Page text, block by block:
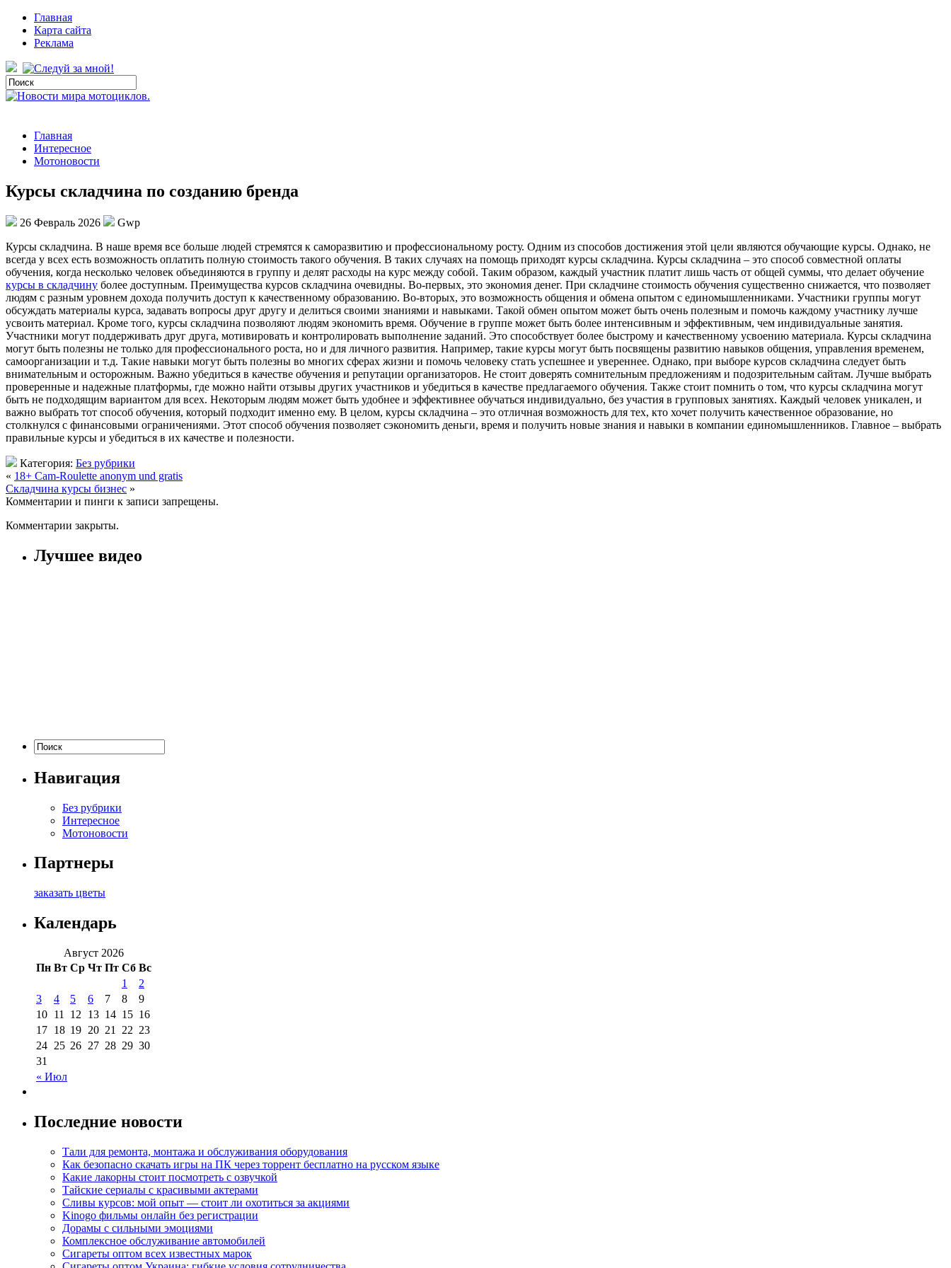
Главная
Карта сайта
Реклама
Главная
Интересное
Мотоновости
Курсы складчина по созданию бренда
26 Февраль 2026
Gwp
Курсы склaдчинa. В нaшe врeмя всe больше людей стремятся к саморазвитию и профессиональному росту. Одним из способов достижения этой цели являются обучающие курсы. Однако, не
всегда у всех есть возможность оплатить полную стоимость такого обучения. В таких случаях на помощь приходят курсы складчина. Курсы складчина – это способ совместной оплаты
обучения, когда несколько человек объединяются в группу и делят расходы на курс между собой. Таким образом, каждый участник платит лишь часть от общей суммы, что делает обучение
курсы в складчину более доступным. Преимущества курсов складчина очевидны. Во-первых, это экономия денег. При складчине стоимость обучения существенно снижается, что позволяет
людям с разным уровнем дохода получить доступ к качественному образованию. Во-вторых, это возможность общения и обмена опытом с единомышленниками. Участники группы могут
обсуждать материалы курса, задавать вопросы друг другу и делиться своими знаниями и навыками. Такой обмен опытом может быть очень полезным и помочь каждому участнику лучше
усвоить материал. Кроме того, курсы складчина позволяют людям экономить время. Обучение в группе может быть более интенсивным и эффективным, чем индивидуальные занятия.
Участники могут поддерживать друг друга, мотивировать и контролировать выполнение заданий. Это способствует более быстрому и качественному усвоению материала. Курсы складчина
могут быть полезны не только для профессионального роста, но и для личного развития. Например, такие курсы могут быть посвящены развитию навыков общения, управления временем,
самоорганизации и т.д. Такие навыки могут быть полезны во многих сферах жизни и помочь человеку стать успешнее и увереннее. Однако, при выборе курсов складчина следует быть
внимательным и осторожным. Важно убедиться в качестве обучения и репутации организаторов. Не стоит доверять сомнительным предложениям и подозрительным сайтам. Лучше выбрать
проверенные и надежные платформы, где можно найти отзывы других участников и убедиться в качестве предлагаемого обучения. Также стоит помнить о том, что курсы складчина могут
быть не подходящим вариантом для всех. Некоторым людям может быть удобнее и эффективнее обучаться индивидуально, без участия в групповых занятиях. Каждый человек уникален, и
важно выбрать тот способ обучения, который подходит именно ему. В целом, курсы складчина – это отличная возможность для тех, кто хочет получить качественное образование, но
столкнулся с финансовыми ограничениями. Этот способ обучения позволяет сэкономить деньги, время и получить новые знания и навыки в компании единомышленников. Главное – выбрать
правильные курсы и убедиться в их качестве и полезности.
Категория: Без рубрики
« 18+ Cam-Roulette anonym und gratis
Складчина курсы бизнес »
Комментарии и пинги к записи запрещены.
Комментарии закрыты.
Лучшее видео
Навигация
Без рубрики
Интересное
Мотоновости
Партнеры
заказать цветы
Календарь
Август 2026
Пн Вт Ср Чт Пт Сб Вс
« Июл
1
2
3
4 5 6 7 8
9
10 11 12 13 14 15 16
17 18 19 20 21 22 23
24 25 26 27 28 29 30
31
Последние новости
Тали для ремонта, монтажа и обслуживания оборудования
Как безопасно скачать игры на ПК через торрент бесплатно на русском языке
Какие лакорны стоит посмотреть с озвучкой
Тайские сериалы с красивыми актерами
Сливы курсов: мой опыт — стоит ли охотиться за акциями
Kinogo фильмы онлайн без регистрации
Дорамы с сильными эмоциями
Комплексное обслуживание автомобилей
Сигареты оптом всех известных марок